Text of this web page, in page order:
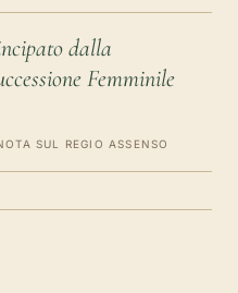
dalla
Femminile
SUL REGIO ASSENSO